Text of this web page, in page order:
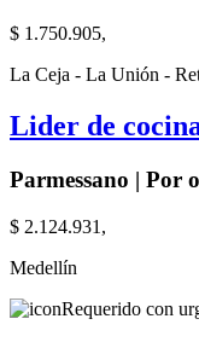
$ 1.750.905,
La Ceja - La Unión -
Lider de
Parmessano | Por
$ 2.124.931,
Medellín
Requerido con